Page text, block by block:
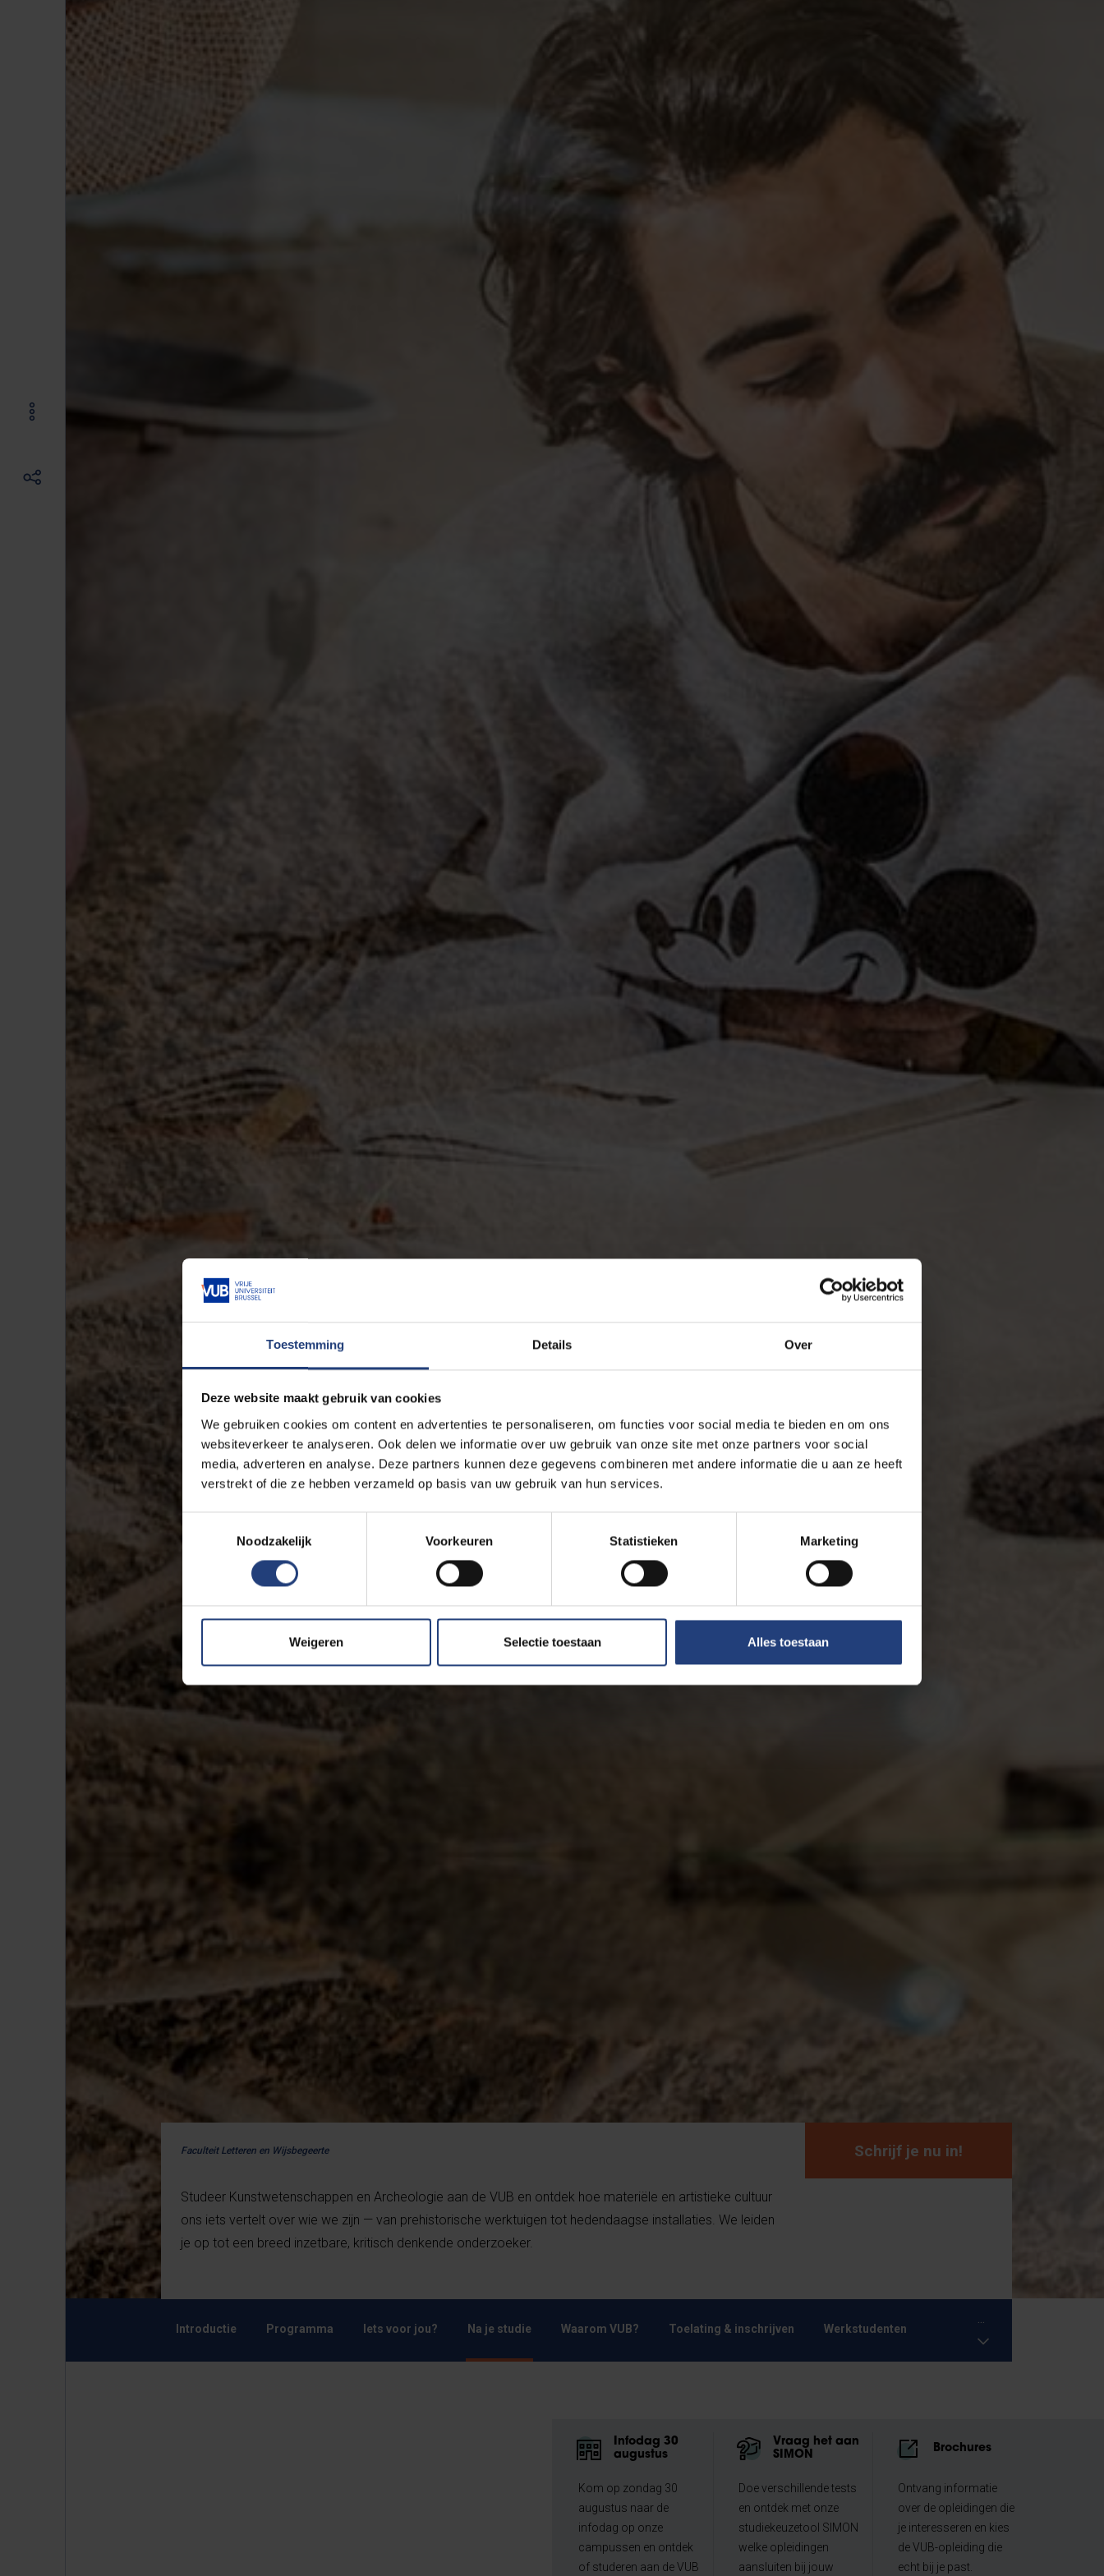
Toestemming Details Over
Deze website maakt gebruik van cookies
We gebruiken cookies om content en advertenties te personaliseren, om functies voor social media te bieden en om ons
websiteverkeer te analyseren. Ook delen we informatie over uw gebruik van onze site met onze partners voor social
media, adverteren en analyse. Deze partners kunnen deze gegevens combineren met andere informatie die u aan ze heeft
verstrekt of die ze hebben verzameld op basis van uw gebruik van hun services.
Noodzakelijk
Voorkeuren Statistieken Marketing
Weigeren Selectie toestaan Alles toestaan
Faculteit Letteren en Wijsbegeerte
Studeer Kunstwetenschappen en Archeologie aan de VUB en ontdek hoe materiële en artistieke cultuur
ons iets vertelt over wie we zijn — van prehistorische werktuigen tot hedendaagse installaties. We leiden
je op tot een breed inzetbare, kritisch denkende onderzoeker.
Schrijf je nu in!
Introductie Programma Iets voor jou? Na je studie Waarom VUB? Toelating & inschrijven Werkstudenten
...
Infodag 30
augustus
Kom op zondag 30
augustus naar de
infodag op onze
campussen en ontdek
of studeren aan de VUB
Vraag het aan
SIMON
Doe verschillende tests
en ontdek met onze
studiekeuzetool SIMON
welke opleidingen
aansluiten bij jouw
Brochures
Ontvang informatie
over de opleidingen die
je interesseren en kies
de VUB-opleiding die
echt bij je past.